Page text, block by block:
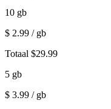
10 gb
$ 2.99 / gb
Totaal $29.99
5 gb
$ 3.99 / gb